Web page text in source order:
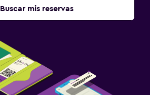
Buscar mis reservas